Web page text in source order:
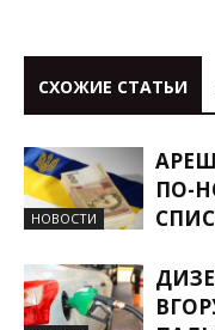
СХОЖИЕ СТАТЬИ
НОВОСТИ
ПО-